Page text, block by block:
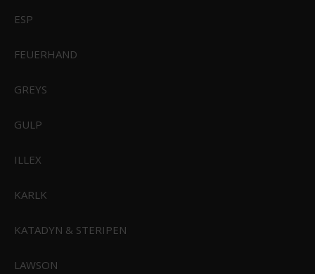
599,00 DKK
ESP
FEUERHAND
GREYS
GULP
ILLEX
KARLK
KATADYN & STERIPEN
LAWSON